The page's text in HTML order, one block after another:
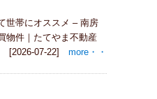
世帯にオススメ – 南房
物件｜たてやま不動産
[2026-07-22] more・・